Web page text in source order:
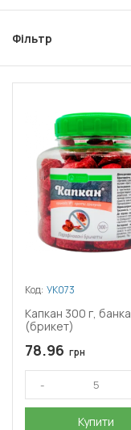
Фільтр
Код: УК073
Капкан 300 г, банка
(брикет)
78.96 грн
Купити